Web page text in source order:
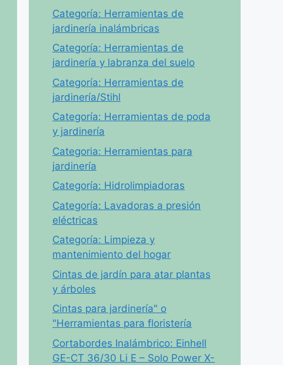
Categoría: Herramientas de
jardinería inalámbricas
Categoría: Herramientas de
jardinería y labranza del suelo
Categoría: Herramientas de
jardinería/Stihl
Categoría: Herramientas de poda
y jardinería
Categoria: Herramientas para
jardinería
Categoría: Hidrolimpiadoras
Categoría: Lavadoras a presión
eléctricas
Categoría: Limpieza y
mantenimiento del hogar
Cintas de jardín para atar plantas
y árboles
Cintas para jardinería" o
"Herramientas para floristería
Cortabordes Inalámbrico: Einhell
GE-CT 36/30 Li E – Solo Power X-